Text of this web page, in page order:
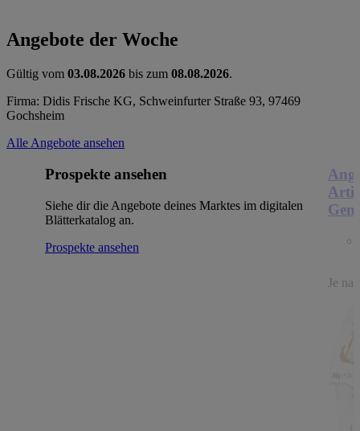
Angebote der Woche
Gültig vom 03.08.2026 bis zum 08.08.2026.
Firma: Didis Frische KG, Schweinfurter Straße 93, 97469
Gochsheim
Alle Angebote ansehen
Prospekte ansehen
Siehe dir die Angebote deines Marktes im digitalen
Blätterkatalog an.
Prospekte ansehen
Je